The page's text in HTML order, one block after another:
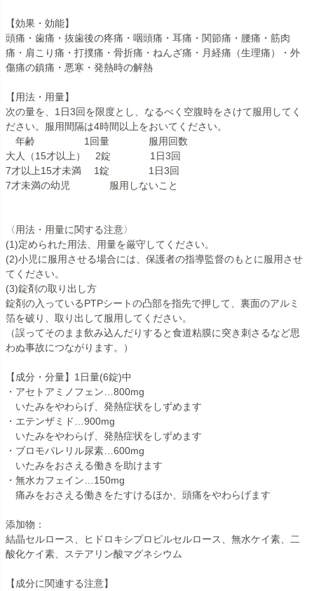
【効果・効能】
頭痛・歯痛・抜歯後の疼痛・咽頭痛・耳痛・関節痛・腰痛・筋肉
痛・肩こり痛・打撲痛・骨折痛・ねんざ痛・月経痛（生理痛）・外
傷痛の鎮痛・悪寒・発熱時の解熱
【用法・用量】
次の量を、1日3回を限度とし、なるべく空腹時をさけて服用してく
ださい。服用間隔は4時間以上をおいてください。
年齢 1回量 服用回数
大人（15才以上） 2錠 1日3回
7才以上15才未満 1錠 1日3回
7才未満の幼児 服用しないこと
〈用法・用量に関する注意〉
(1)定められた用法、用量を厳守してください。
(2)小児に服用させる場合には、保護者の指導監督のもとに服用させ
てください。
(3)錠剤の取り出し方
錠剤の入っているPTPシートの凸部を指先で押して、裏面のアルミ
箔を破り、取り出して服用してください。
（誤ってそのまま飲み込んだりすると食道粘膜に突き刺さるなど思
わぬ事故につながります。）
【成分・分量】1日量(6錠)中
・アセトアミノフェン…800mg
いたみをやわらげ、発熱症状をしずめます
・エテンザミド…900mg
いたみをやわらげ、発熱症状をしずめます
・ブロモパレリル尿素…600mg
いたみをおさえる働きを助けます
・無水カフェイン…150mg
痛みをおさえる働きをたすけるほか、頭痛をやわらげます
添加物：
結晶セルロース、ヒドロキシプロピルセルロース、無水ケイ素、二
酸化ケイ素、ステアリン酸マグネシウム
【成分に関連する注意】